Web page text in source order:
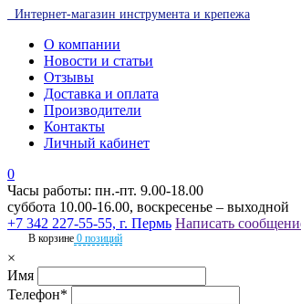
Интернет-магазин инструмента и крепежа
О компании
Новости и статьи
Отзывы
Доставка и оплата
Производители
Контакты
Личный кабинет
0
Часы работы: пн.-пт. 9.00-18.00
суббота 10.00-16.00, воскресенье – выходной
+7 342 227-55-55, г. Пермь Написать
В корзине 0 позиций
×
Имя
Телефон*